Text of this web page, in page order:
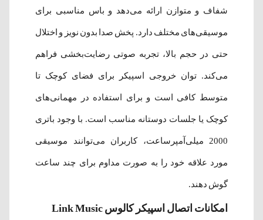
شفاف و متوازن ارائه می‌دهد و باس مناسبی برای
موسیقی‌های مختلف دارد. پخش صدا بدون نویز و اختلال
حتی در حجم بالا، تجربه صوتی رضایت‌بخشی فراهم
می‌کند. توان خروجی اسپیکر برای فضای کوچک تا
متوسط کافی است و برای استفاده در مهمانی‌های
کوچک یا جلسات دوستانه مناسب است. با وجود باتری
2000 میلی‌آمپرساعت، کاربران می‌توانند موسیقی
مورد علاقه خود را به صورت مداوم برای چند ساعت
گوش دهند.
امکانات اتصال اسپیکر کالوس Link Music